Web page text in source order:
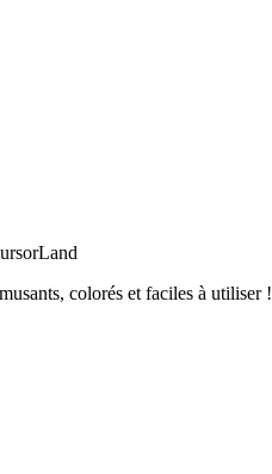
colorés et faciles à utiliser !